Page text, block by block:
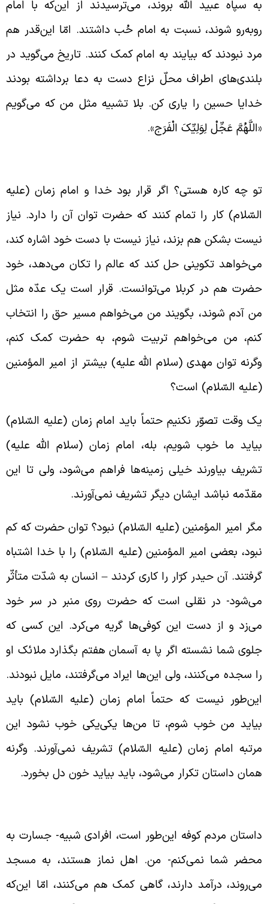
سپاه عبید الله بروند، می‌ترسیدند از این‌که با امام
شوند، نسبت به امام حُب داشتند. امّا این‌قدر هم
نبودند که بیایند به امام کمک کنند. تاریخ می‌گوید در
اطراف محلّ نزاع دست به دعا برداشته بودند
حسین را یاری کن. بلا تشبیه مثل من که می‌گویم
عَجِّلْ لِوَلِیِّکَ الْفَرَج».
چه کاره هستی؟ اگر قرار بود خدا و امام زمان (علیه
کار را تمام کنند که حضرت توان آن را دارد. نیاز
بشکن هم بزند، نیاز نیست با دست خود اشاره کند،
تکوینی حل کند که عالم را تکان می‌دهد، خود
هم در کربلا می‌توانست. قرار است یک عدّه مثل
آدم شوند، بگویند من می‌خواهم مسیر حق را انتخاب
من می‌خواهم تربیت شوم، به حضرت کمک کنم،
توان مهدی (سلام الله علیه) بیشتر از امیر المؤمنین
السّلام) است؟
وقت تصوّر نکنیم حتماً باید امام زمان (علیه السّلام)
ما خوب شویم، بله، امام زمان (سلام الله علیه)
بیاورند خیلی زمینه‌ها فراهم می‌شود، ولی تا این
نباشد ایشان دیگر تشریف نمی‌آورند.
امیر المؤمنین (علیه السّلام) نبود؟ توان حضرت که کم
بعضی امیر المؤمنین (علیه السّلام) را با خدا اشتباه
آن حیدر کرّار را کاری کردند – انسان به شدّت متأثّر
در نقلی است که حضرت روی منبر در سر خود
و از دست این کوفی‌ها گریه می‌کرد. این کسی که
شما نشسته اگر پا به آسمان هفتم بگذارد ملائک او
سجده می‌کنند، ولی این‌ها ایراد می‌گرفتند، مایل نبودند.
نیست که حتماً امام زمان (علیه السّلام) باید
من خوب شوم، تا من‌ها یکی‌یکی خوب نشود این
امام زمان‌ (علیه السّلام) تشریف نمی‌آورند. وگرنه
داستان تکرار می‌شود، باید بیاید خون دل بخورد.
مردم کوفه این‌طور است، افرادی شبیه- جسارت به
شما نمی‌کنم- من. اهل نماز هستند، به مسجد
درآمد دارند، گاهی کمک هم می‌کنند، امّا این‌که